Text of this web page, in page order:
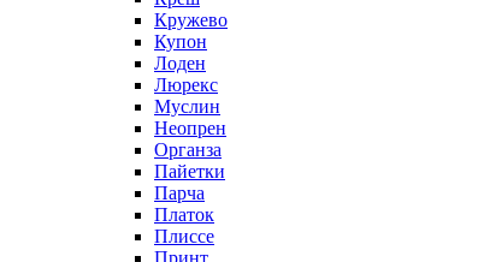
Кружево
Купон
Лоден
Люрекс
Муслин
Неопрен
Органза
Пайетки
Парча
Платок
Плиссе
Принт